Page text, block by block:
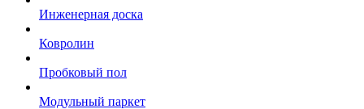
Инженерная доска
Ковролин
Пробковый пол
Модульный паркет